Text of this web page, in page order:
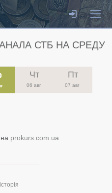
СТБ НА СРЕДУ
Чт
06 авг
Пт
07 авг
prokurs.com.ua